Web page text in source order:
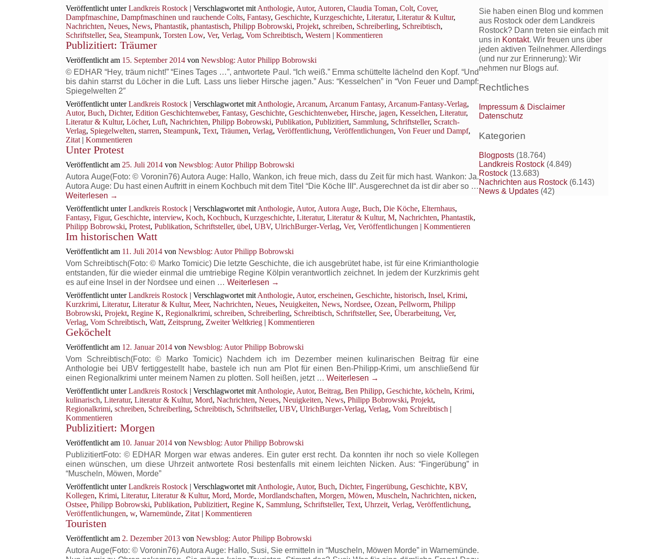
Veröffentlicht unter Landkreis Rostock | Verschlagwortet mit Anthologie, Autor, Autoren, Claudia Toman, Colt, Cover,
Dampfmaschine, Dampfmaschinen und rauchende Colts, Fantasy, Geschichte, Kurzgeschichte, Literatur, Literatur & Kultur,
Nachrichten, Neues, News, Phantastik, phantastisch, Philipp Bobrowski, Projekt, schreiben, Schreiberling, Schreibtisch,
Schriftsteller, Sea, Steampunk, Torsten Low, Ver, Verlag, Vom Schreibtisch, Western | Kommentieren
Publizitiert: Träumer
Veröffentlicht am 15. September 2014 von Newsblog: Autor Philipp Bobrowski
© EDHAR “Hey, träum nicht!” “Eines Tages …”, antwortete Paul. “Ich weiß.” Emma schüttelte lächelnd den Kopf. “Und
bis dahin starrst du Löcher in die Luft. Lass uns lieber Hirsche jagen.” Aus: “Kesselchen” in “Von Feuer und Dampf:
Spiegelwelten 2″
Veröffentlicht unter Landkreis Rostock | Verschlagwortet mit Anthologie, Arcanum, Arcanum Fantasy, Arcanum-Fantasy-Verlag,
Autor, Buch, Dichter, Edition Geschichtenweber, Fantasy, Geschichte, Geschichtenweber, Hirsche, jagen, Kesselchen, Literatur,
Literatur & Kultur, Löcher, Luft, Nachrichten, Philipp Bobrowski, Publikation, Publizitiert, Sammlung, Schriftsteller, Scratch-
Verlag, Spiegelwelten, starren, Steampunk, Text, Träumen, Verlag, Veröffentlichung, Veröffentlichungen, Von Feuer und Dampf,
Zitat | Kommentieren
Unter Protest
Veröffentlicht am 25. Juli 2014 von Newsblog: Autor Philipp Bobrowski
Autora Auge(Foto: © Voronin76) Autora Auge: Hallo, Wankon, ich freue mich, dass du Zeit für mich hast. Wankon: Ja.
Autora Auge: Du hast einen Auftritt in einem Kochbuch mit dem Titel “Die Köche III“. Ausgerechnet da ist dir aber so …
Weiterlesen →
Veröffentlicht unter Landkreis Rostock | Verschlagwortet mit Anthologie, Autor, Autora Auge, Buch, Die Köche, Elternhaus,
Fantasy, Figur, Geschichte, interview, Koch, Kochbuch, Kurzgeschichte, Literatur, Literatur & Kultur, M, Nachrichten, Phantastik,
Philipp Bobrowski, Protest, Publikation, Schriftsteller, übel, UBV, UlrichBurger-Verlag, Ver, Veröffentlichungen | Kommentieren
Im historischen Watt
Veröffentlicht am 11. Juli 2014 von Newsblog: Autor Philipp Bobrowski
Vom Schreibtisch(Foto: © Marko Tomicic) Die letzte Geschichte, die ich ausgebrütet habe, ist für eine Krimianthologie
entstanden, für die wieder einmal die umtriebige Regine Kölpin verantwortlich zeichnet. In jedem der Kurzkrimis geht
es auf eine Insel in der Nordsee und einen … Weiterlesen →
Veröffentlicht unter Landkreis Rostock | Verschlagwortet mit Anthologie, Autor, erscheinen, Geschichte, historisch, Insel, Krimi,
Kurzkrimi, Literatur, Literatur & Kultur, Meer, Nachrichten, Neues, Neuigkeiten, News, Nordsee, Ozean, Pellworm, Philipp
Bobrowski, Projekt, Regine K, Regionalkrimi, schreiben, Schreiberling, Schreibtisch, Schriftsteller, See, Überarbeitung, Ver,
Verlag, Vom Schreibtisch, Watt, Zeitsprung, Zweiter Weltkrieg | Kommentieren
Geköchelt
Veröffentlicht am 12. Januar 2014 von Newsblog: Autor Philipp Bobrowski
Vom Schreibtisch(Foto: © Marko Tomicic) Nachdem ich im Dezember meinen kulinarischen Beitrag für eine
Anthologie bei UBV fertiggestellt habe, bastele ich nun am Plot für einen Ben-Philipp-Krimi, um anschließend für
einen Regionalkrimi unter meinem Namen zu plotten. Soll heißen, jetzt … Weiterlesen →
Veröffentlicht unter Landkreis Rostock | Verschlagwortet mit Anthologie, Autor, Beitrag, Ben Philipp, Geschichte, köcheln, Krimi,
kulinarisch, Literatur, Literatur & Kultur, Mord, Nachrichten, Neues, Neuigkeiten, News, Philipp Bobrowski, Projekt,
Regionalkrimi, schreiben, Schreiberling, Schreibtisch, Schriftsteller, UBV, UlrichBurger-Verlag, Verlag, Vom Schreibtisch |
Kommentieren
Publizitiert: Morgen
Veröffentlicht am 10. Januar 2014 von Newsblog: Autor Philipp Bobrowski
PublizitiertFoto: © EDHAR Morgen war etwas anderes. Ein guter erst recht. Da konnten ihr noch so viele Kollegen
einen wünschen, um diese Uhrzeit antwortete Rosi bestenfalls mit einem leichten Nicken. Aus: “Fingerübung” in
“Muscheln, Möwen, Morde”
Veröffentlicht unter Landkreis Rostock | Verschlagwortet mit Anthologie, Autor, Buch, Dichter, Fingerübung, Geschichte, KBV,
Kollegen, Krimi, Literatur, Literatur & Kultur, Mord, Morde, Mordlandschaften, Morgen, Möwen, Muscheln, Nachrichten, nicken,
Ostsee, Philipp Bobrowski, Publikation, Publizitiert, Regine K, Sammlung, Schriftsteller, Text, Uhrzeit, Verlag, Veröffentlichung,
Veröffentlichungen, w, Warnemünde, Zitat | Kommentieren
Touristen
Veröffentlicht am 2. Dezember 2013 von Newsblog: Autor Philipp Bobrowski
Autora Auge(Foto: © Voronin76) Autora Auge: Hallo, Susi, Sie ermitteln in “Muscheln, Möwen Morde” in Warnemünde.
Sie haben einen Blog und kommen
aus Rostock oder dem Landkreis
Rostock? Dann treten sie einfach mit
uns in Kontakt. Wir freuen uns über
jeden aktiven Teilnehmer. Allerdings
(und nur zur Erinnerung): Wir
nehmen nur Blogs auf.
Rechtliches
Impressum & Disclaimer
Datenschutz
Kategorien
Blogposts (18.764)
Landkreis Rostock (4.849)
Rostock (13.683)
Nachrichten aus Rostock (6.143)
News & Updates (42)